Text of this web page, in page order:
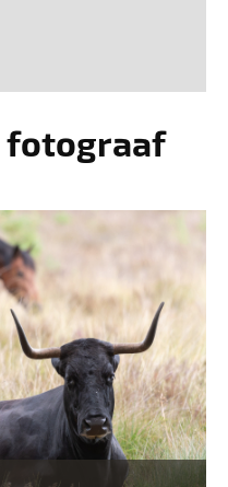
fotograaf